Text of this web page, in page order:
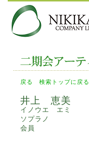
戻る 検索トップに戻る
井上 恵美
イノウエ エミ
ソプラノ
会員